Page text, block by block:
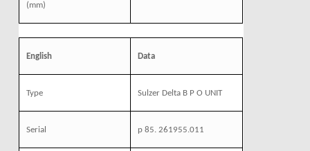
(mm)
English Data
Type Sulzer Delta B P O UNIT
Serial p 85. 261955.011